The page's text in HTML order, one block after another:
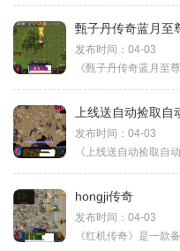
甄子丹传奇蓝月至
发布时间：04-03
上线送自动捡取自
发布时间：04-03
hongji传奇
发布时间：04-03